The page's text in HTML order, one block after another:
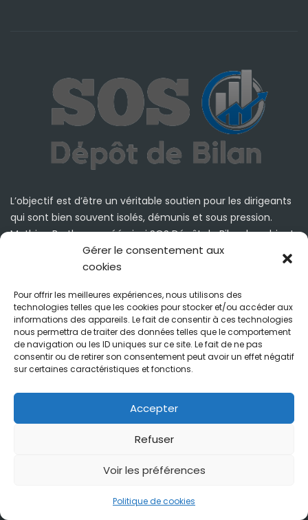
Gérer le consentement aux
cookies
Pour offrir les meilleures expériences, nous utilisons des
technologies telles que les cookies pour stocker et/ou accéder aux
informations des appareils. Le fait de consentir à ces technologies
nous permettra de traiter des données telles que le comportement
de navigation ou les ID uniques sur ce site. Le fait de ne pas
consentir ou de retirer son consentement peut avoir un effet négatif
sur certaines caractéristiques et fonctions.
Accepter
Refuser
Voir les préférences
Politique de cookies
L’objectif est d’être un véritable soutien pour les dirigeants
qui sont bien souvent isolés, démunis et sous pression.
Mathieu Burthey a créé ainsi SOS Dépôt de Bilan, le cabinet
de conseil à l’écoute de les dirigeants, quelque soient leurs
situations économiques et organisationnelles.
Mathieu Burthey
Suivez-nous
Contact Politique de cookies